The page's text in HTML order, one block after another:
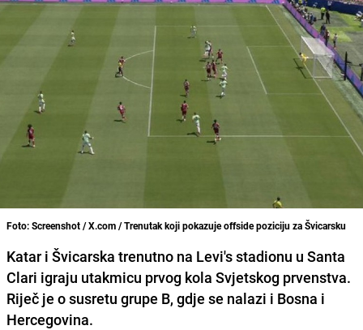
Foto: Screenshot / X.com / Trenutak koji pokazuje offside poziciju za Švicarsku
Katar i Švicarska trenutno na Levi's stadionu u Santa
Clari igraju utakmicu prvog kola Svjetskog prvenstva.
Riječ je o susretu grupe B, gdje se nalazi i Bosna i
Hercegovina.